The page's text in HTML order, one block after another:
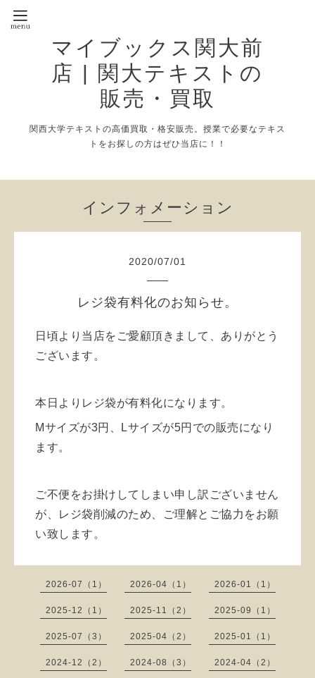
マイブックス関大前
店 | 関大テキストの
販売・買取
関西大学テキストの高価買取・格安販売。授業で必要なテキス
トをお探しの方はぜひ当店に！！
インフォメーション
2020/07/01
レジ袋有料化のお知らせ。
日頃より当店をご愛顧頂きまして、ありがとう
ございます。
本日よりレジ袋が有料化になります。
Mサイズが3円、Lサイズが5円での販売になり
ます。
ご不便をお掛けしてしまい申し訳ございません
が、レジ袋削減のため、ご理解とご協力をお願
い致します。
2026-07（1） 2026-04（1） 2026-01（1）
2025-12（1） 2025-11（2） 2025-09（1）
2025-07（3） 2025-04（2） 2025-01（1）
2024-12（2） 2024-08（3） 2024-04（2）